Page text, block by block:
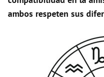
ambos respeten sus